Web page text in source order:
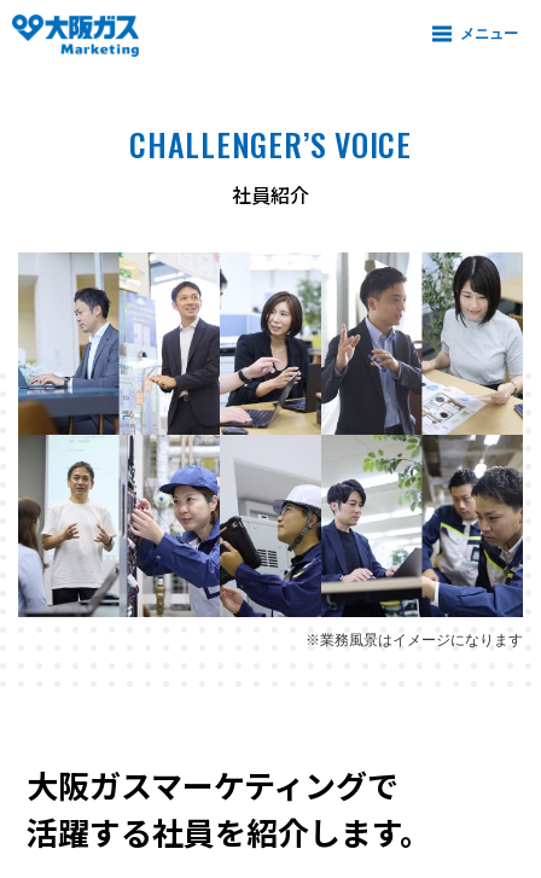
CHALLENGER’S VOICE
社員紹介
※業務風景はイメージになります
大阪ガスマーケティングで
活躍する社員を紹介します。